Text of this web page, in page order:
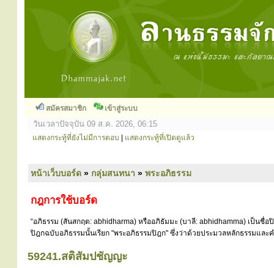
สมัครสมาชิก เข้าสู่ระบบ
วันเวลาปัจจุบัน 09 ส.ค. 2026, 06:15
แสดงกระทู้ที่ยังไม่มีการตอบ แสดงกระทู้ที่เปิดดูแล้ว
หน้าเว็บบอร์ด » กลุ่มสนทนา » พระอภิธรรม
กฎการใช้บอร์ด
“อภิธรรม (สันสกฤต: abhidharma) หรืออภิธัมมะ (บาลี: abhidhamma) เป็น
ปิฎกฉบับอภิธรรมนั้นเรียก "พระอภิธรรมปิฎก" ซึ่งว่าด้วยประมวลหลักธรรมแล
59241.สติสัมปชัญญะ